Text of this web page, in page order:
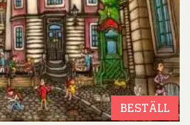
BESTÄLL